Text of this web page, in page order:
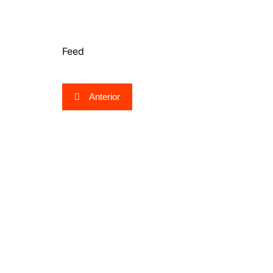
Feed
Navegação
de
Anterior